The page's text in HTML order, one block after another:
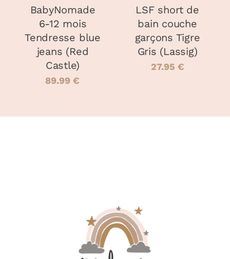
BabyNomade
6-12 mois
Tendresse blue
jeans (Red
Castle)
89.99€
PEUVENT
ÊTRE
CHOISIES
SUR
LA
PAGE
DU
LSF short de
bain couche
garçons Tigre
Gris (Lassig)
27.95 €